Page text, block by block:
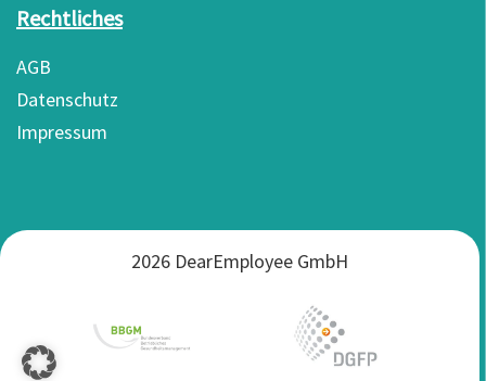
Rechtliches
AGB
Datenschutz
Impressum
2026 DearEmployee GmbH